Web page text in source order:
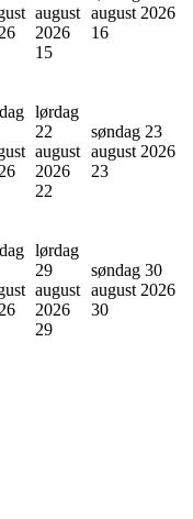
august
2026
15
august 2026
16
lørdag
22
august
2026
22
søndag 23
august 2026
23
lørdag
29
august
2026
29
søndag 30
august 2026
30